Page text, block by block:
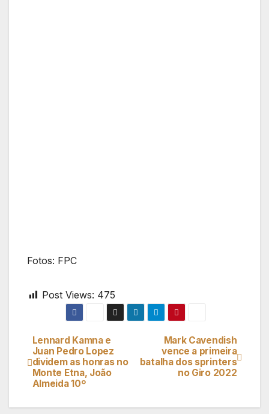
Fotos: FPC
Post Views: 475
Navegação
de
Mark Cavendish
vence a primeira
batalha dos sprinters
no Giro 2022
Lennard Kamna e
Juan Pedro Lopez
dividem as honras no
Monte Etna, João
Almeida 10º